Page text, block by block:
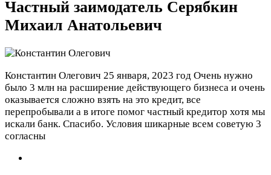
Частный заимодатель Серябкин
Михаил Анатольевич
Константин Олегович 25 января, 2023 год Очень нужно
было 3 млн на расширение действующего бизнеса и очень
оказывается сложно взять на это кредит, все
перепробывали а в итоге помог частный кредитор хотя мы
искали банк. Спасибо. Условия шикарные всем советую 3
согласны